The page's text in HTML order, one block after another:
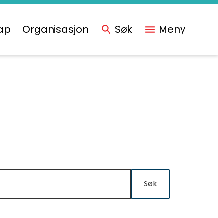
Organisasjon Søk Meny
Søk